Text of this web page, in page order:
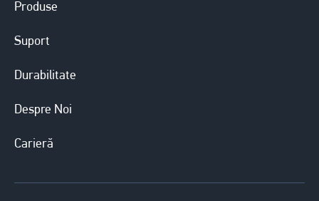
Produse
Suport
Durabilitate
Despre Noi
Carieră